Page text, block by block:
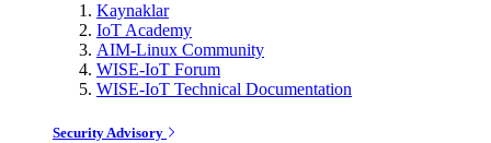
Kaynaklar
IoT Academy
AIM-Linux Community
WISE-IoT Forum
WISE-IoT Technical Documentation
Security Advisory